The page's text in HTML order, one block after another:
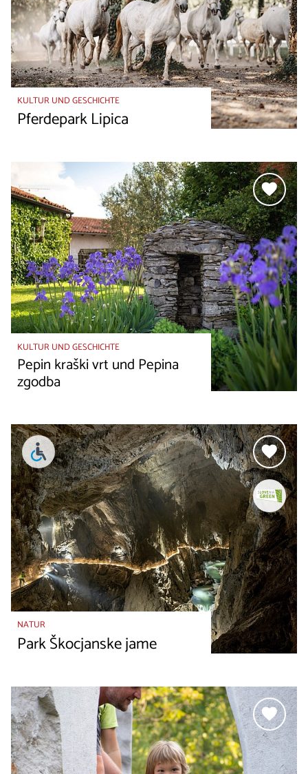
KULTUR UND GESCHICHTE
Pferdepark Lipica
KULTUR UND GESCHICHTE
Pepin kraški vrt und Pepina
zgodba
NATUR
Park Škocjanske jame